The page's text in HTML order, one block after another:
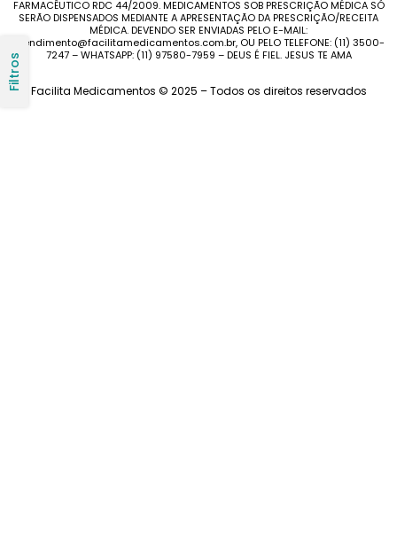
Filtros
FARMACÊUTICO RDC 44/2009. MEDICAMENTOS SOB PRESCRIÇÃO MÉDICA SÓ
SERÃO DISPENSADOS MEDIANTE A APRESENTAÇÃO DA PRESCRIÇÃO/RECEITA
MÉDICA. DEVENDO SER ENVIADAS PELO E-MAIL:
atendimento@facilitamedicamentos.com.br, OU PELO TELEFONE: (11) 3500-
7247 – WHATSAPP: (11) 97580-7959 – DEUS É FIEL. JESUS TE AMA
Facilita Medicamentos © 2025 – Todos os direitos reservados